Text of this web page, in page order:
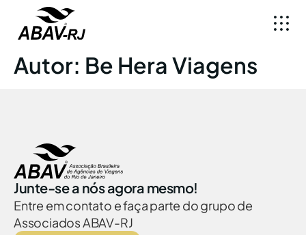
Autor: Be Hera Viagens
Junte-se a nós agora mesmo!
Entre em contato e faça parte do grupo de
Associados ABAV-RJ